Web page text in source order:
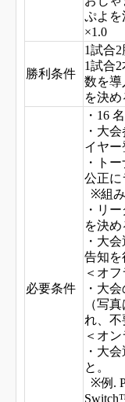
ぷよを
×1.0
勝利条件
1試合2
1試合
数を導
を決め
必要条件
・16
・大
イヤー
・ト
公正に
※組
・リ
を決め
・大
告知を
＜オ
・大
（写
れ、不
＜オ
・大
と。
※例.